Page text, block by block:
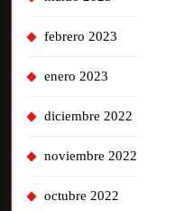
febrero 2023
enero 2023
diciembre 2022
noviembre 2022
octubre 2022